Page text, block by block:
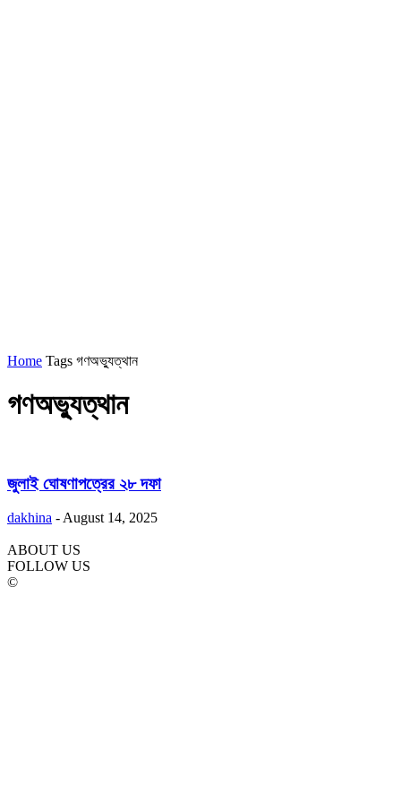
Home Tags গণঅভ্যুত্থান
গণঅভ্যুত্থান
জুলাই ঘোষণাপত্রের ২৮ দফা
dakhina - August 14, 2025
ABOUT US
FOLLOW US
©